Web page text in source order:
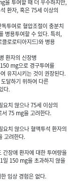
을 투여할 때 더 우수하지만,
환자, 혹은 75세 이상의
투여로 혈압조절이 충분치
병용투여할 수 있다. 특히,
로로티아지드)와 병용
환자의 신장병
mg으로 경구투여를
유지시키는 것이 권장된다.
달하기 위하여 다른
다.
요치 않으나 75세 이상의
서 75 mg을 고려한다.
치 않으나 혈액투석 환자의
고려한다.
간장애 환자에 대한 투여량을
일 150 mg을 초과하지 않을
임상 경험은 없다.